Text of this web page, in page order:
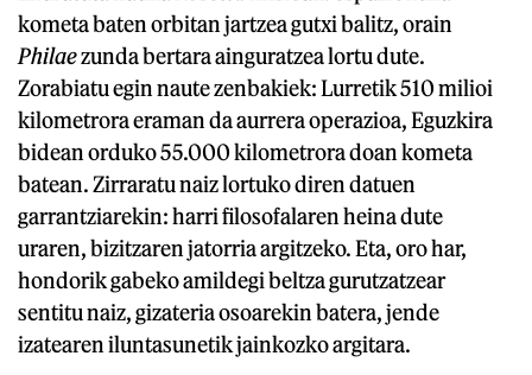
kometa baten orbitan jartzea gutxi balitz, orain
Philaezunda bertara ainguratzea lortu dute.
Zorabiatu egin naute zenbakiek: Lurretik 510 milioi
kilometrora eraman da aurrera operazioa, Eguzkira
bidean orduko 55.000 kilometrora doan kometa
batean. Zirraratu naiz lortuko diren datuen
garrantziarekin: harri filosofalaren heina dute
uraren, bizitzaren jatorria argitzeko. Eta, oro har,
hondorik gabeko amildegi beltza gurutzatzear
sentitu naiz, gizateria osoarekin batera, jende
izatearen iluntasunetik jainkozko argitara.